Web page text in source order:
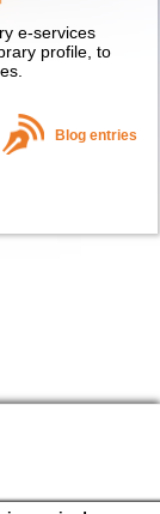
e-services
profile, to
Blog entries